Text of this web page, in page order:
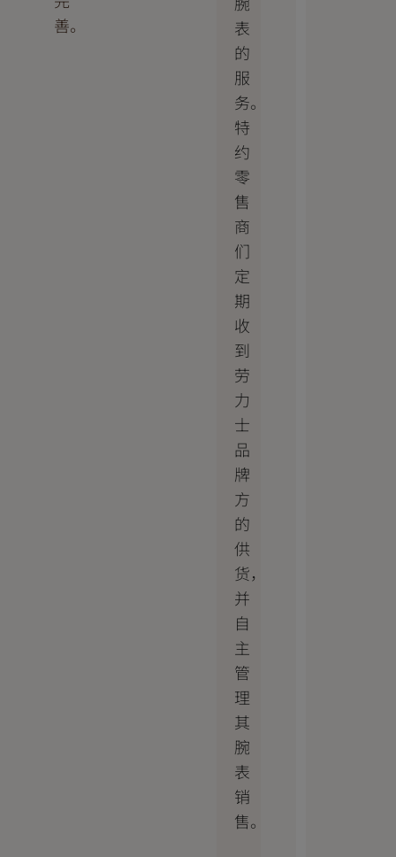
善。
表
的
服
务。
特
约
零
售
商
们
定
期
收
到
劳
力
士
品
牌
方
的
供
货，
并
自
主
管
理
其
腕
表
销
售。